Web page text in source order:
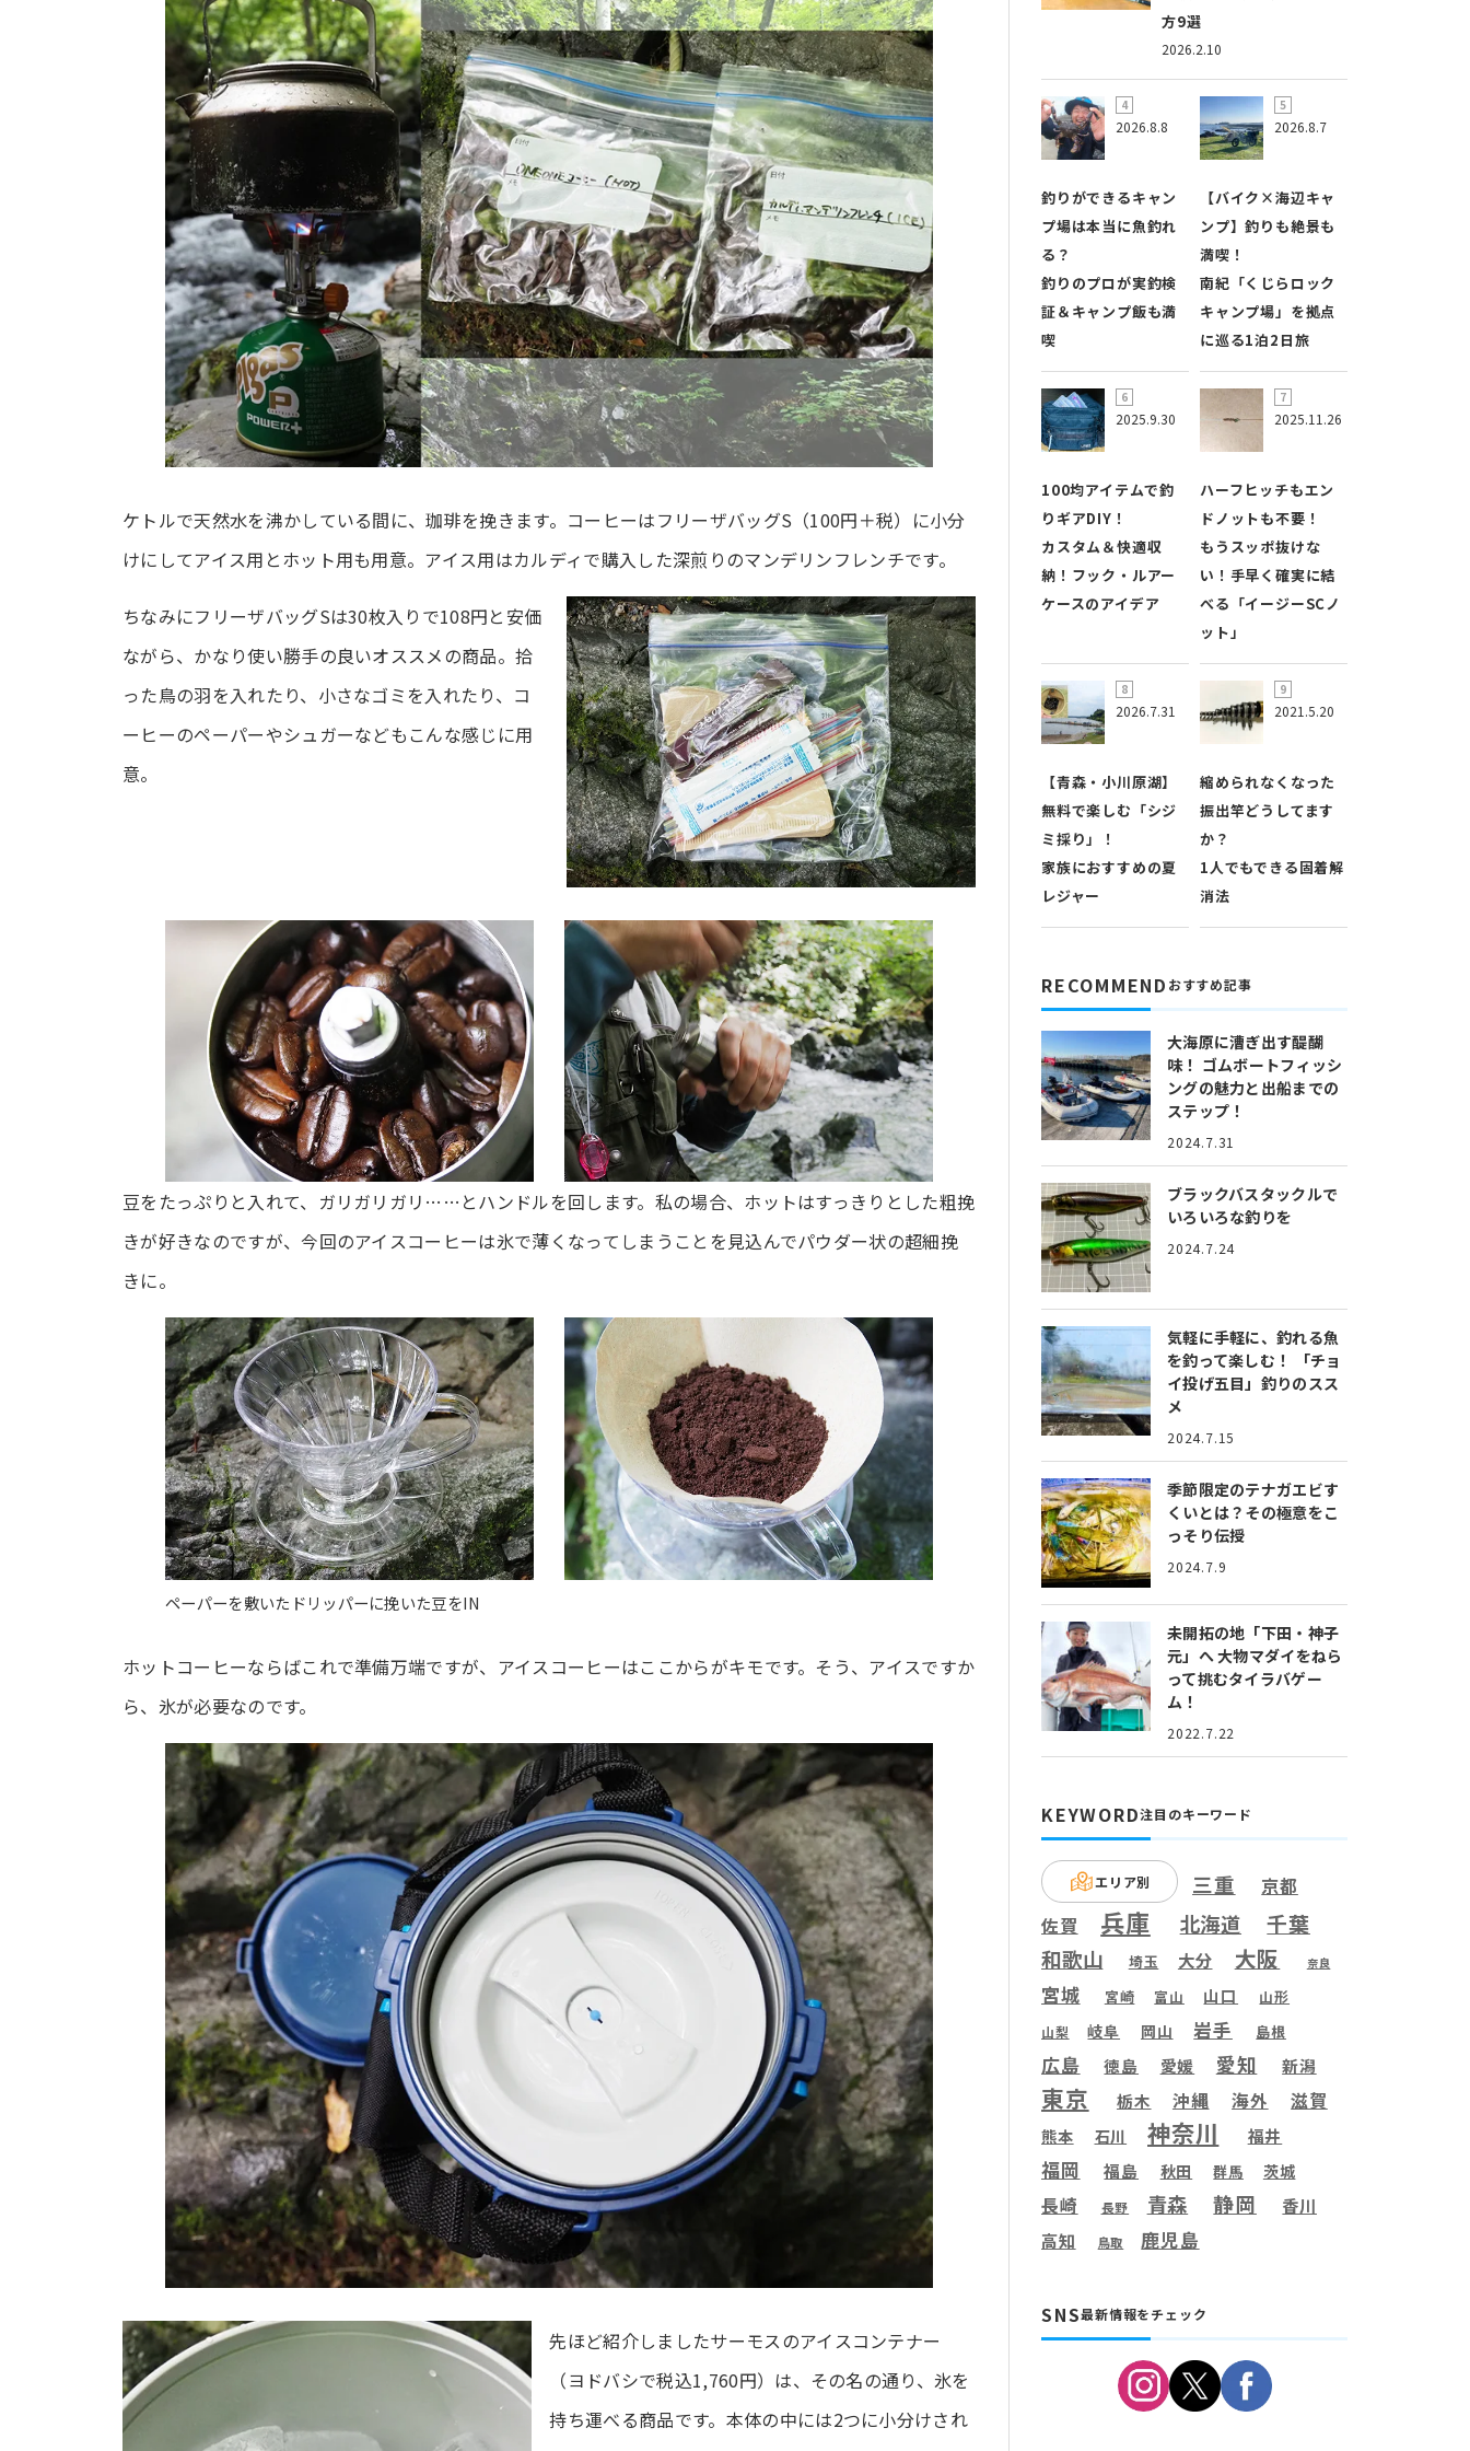
ケトルで天然水を沸かしている間に、珈琲を挽きます。コーヒーはフリーザバッグS（100円＋税）に小分
けにしてアイス用とホット用も用意。アイス用はカルディで購入した深煎りのマンデリンフレンチです。
ちなみにフリーザバッグSは30枚入りで108円と安価
ながら、かなり使い勝手の良いオススメの商品。拾
った鳥の羽を入れたり、小さなゴミを入れたり、コ
ーヒーのペーパーやシュガーなどもこんな感じに用
意。
豆をたっぷりと入れて、ガリガリガリ……とハンドルを回します。私の場合、ホットはすっきりとした粗挽
きが好きなのですが、今回のアイスコーヒーは氷で薄くなってしまうことを見込んでパウダー状の超細挽
きに。
ペーパーを敷いたドリッパーに挽いた豆をIN
ホットコーヒーならばこれで準備万端ですが、アイスコーヒーはここからがキモです。そう、アイスですか
ら、氷が必要なのです。
先ほど紹介しましたサーモスのアイスコンテナー
（ヨドバシで税込1,760円）は、その名の通り、氷を
持ち運べる商品です。本体の中には2つに小分けされ
2026.2.10
方9選
2026.8.8
釣りができるキャン
プ場は本当に魚釣れ
る？
釣りのプロが実釣検
証＆キャンプ飯も満
喫
2026.8.7
【バイク×海辺キャ
ンプ】釣りも絶景も
満喫！
南紀「くじらロック
キャンプ場」を拠点
に巡る1泊2日旅
2025.9.30
100均アイテムで釣
りギアDIY！
カスタム＆快適収
納！フック・ルアー
ケースのアイデア
2025.11.26
ハーフヒッチもエン
ドノットも不要！
もうスッポ抜けな
い！手早く確実に結
べる「イージーSCノ
ット」
2026.7.31
【青森・小川原湖】
無料で楽しむ「シジ
ミ採り」！
家族におすすめの夏
レジャー
2021.5.20
縮められなくなった
振出竿どうしてます
か？
1人でもできる固着解
消法
RECOMMEND おすすめ記事
大海原に漕ぎ出す醍醐
味！ ゴムボートフィッシ
ングの魅力と出船までの
ステップ！
2024.7.31
ブラックバスタックルで
いろいろな釣りを
2024.7.24
気軽に手軽に、釣れる魚
を釣って楽しむ！
「チョ
イ投げ五目」釣りのスス
メ
2024.7.15
季節限定のテナガエビす
くいとは？ その極意をこ
っそり伝授
2024.7.9
未開拓の地「下田・神子
元」へ大物マダイをねら
って挑むタイラバゲー
ム！
2022.7.22
KEYWORD注目のキーワード
エリア別 三重 京都
佐賀 兵庫 北海道 千葉
和歌山 埼玉 大分 大阪 奈良
宮城 宮崎 富山 山口 山形
山梨 岐阜 岡山 岩手 島根
広島 徳島 愛媛 愛知 新潟
東京 栃木 沖縄 海外 滋賀
熊本 石川 神奈川 福井
福岡 福島 秋田 群馬 茨城
長崎 長野 青森 静岡 香川
高知 鳥取 鹿児島
SNS最新情報をチェック